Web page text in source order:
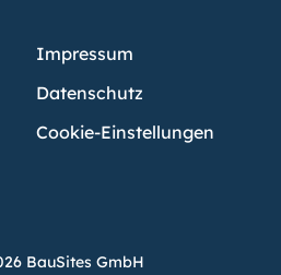
Impressum
Datenschutz
Cookie-Einstellungen
BauSites GmbH